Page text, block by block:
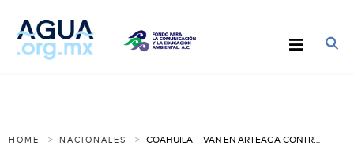
HOME NACIONALES